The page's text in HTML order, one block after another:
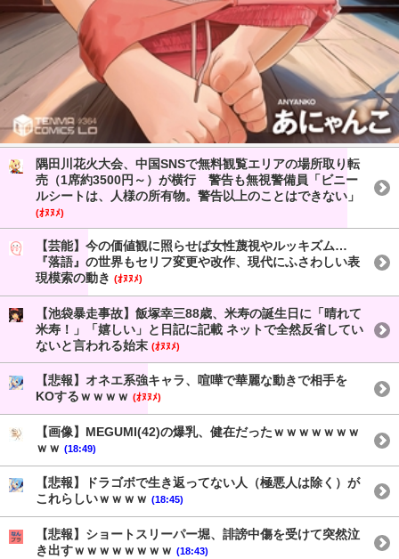
隅田川花火大会、中国SNSで無料観覧エリアの場所取り転
売（1席約3500円～）が横行 警告も無視警備員「ビニー
ルシートは、人様の所有物。警告以上のことはできない」
(ｵﾇﾇﾒ)
【芸能】今の価値観に照らせば女性蔑視やルッキズム…
『落語』の世界もセリフ変更や改作、現代にふさわしい表
現模索の動き (ｵﾇﾇﾒ)
【池袋暴走事故】飯塚幸三88歳、米寿の誕生日に「晴れて
米寿！」「嬉しい」と日記に記載 ネットで全然反省してい
ないと言われる始末 (ｵﾇﾇﾒ)
【悲報】オネエ系強キャラ、喧嘩で華麗な動きで相手を
KOするｗｗｗｗ (ｵﾇﾇﾒ)
【画像】MEGUMI(42)の爆乳、健在だったｗｗｗｗｗｗｗ
ｗｗ (18:49)
【悲報】ドラゴボで生き返ってない人（極悪人は除く）が
これらしいｗｗｗｗ (18:45)
【悲報】ショートスリーパー堀、誹謗中傷を受けて突然泣
き出すｗｗｗｗｗｗｗｗ (18:43)